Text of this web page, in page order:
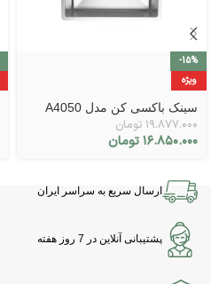
-15%
ویژه
سینک باکسی کن مدل A4050
۱۹.۸۷۷.۰۰۰ تومان
۱۶.۸۵۰.۰۰۰تومان
ارسال سریع به سراسر ایران
پشتیبانی آنلاین در 7 روز هفته